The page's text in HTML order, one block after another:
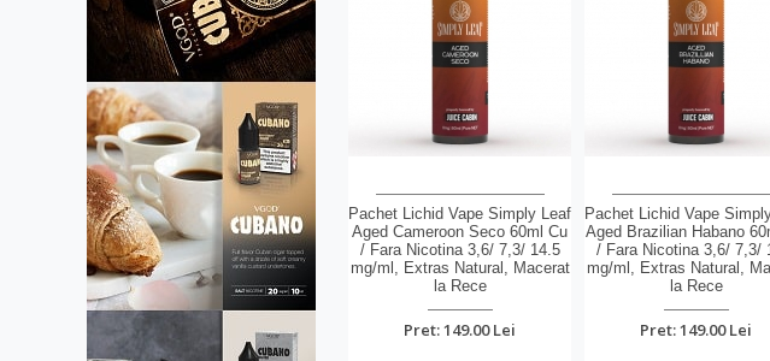
Pachet Lichid Vape Simply Leaf
Aged Cameroon Seco 60ml Cu
/ Fara Nicotina 3,6/ 7,3/ 14.5
mg/ml, Extras Natural, Macerat
la Rece
Pret: 149.00 Lei
Pachet Lichid Vape
Aged Brazilian Habano
/ Fara Nicotina 3,6/ 7,3/
mg/ml, Extras Natural,
la Rece
Pret: 149.00 Lei